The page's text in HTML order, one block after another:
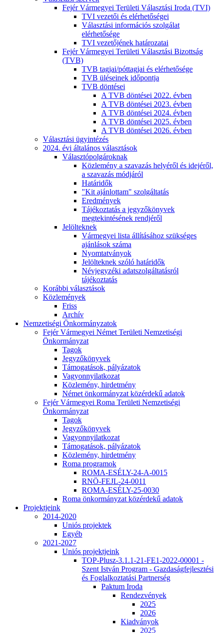
Fejér Vármegyei Területi Választási Iroda (TVI)
TVI vezetői és elérhetőségei
Választási információs szolgálat
elérhetősége
TVI vezetőjének határozatai
Fejér Vármegyei Területi Választási Bizottság
(TVB)
TVB tagjai/póttagjai és elérhetősége
TVB üléseinek időpontja
TVB döntései
A TVB döntései 2022. évben
A TVB döntései 2023. évben
A TVB döntései 2024. évben
A TVB döntései 2025. évben
A TVB döntései 2026. évben
Választási ügyintézés
2024. évi általános választások
Választópolgároknak
Közlemény a szavazás helyéről és idejéről,
a szavazás módjáról
Határidők
"Kit ajánlottam" szolgáltatás
Eredmények
Tájékoztatás a jegyzőkönyvek
megtekintésének rendjéről
Jelölteknek
Vármegyei lista állításához szükséges
ajánlások száma
Nyomtatványok
Jelölteknek szóló határidők
Névjegyzéki adatszolgáltatásról
tájékoztatás
Korábbi választások
Közlemények
Friss
Archív
Nemzetiségi Önkormányzatok
Fejér Vármegyei Német Területi Nemzetiségi
Önkormányzat
Tagok
Jegyzőkönyvek
Támogatások, pályázatok
Vagyonnyilatkozat
Közlemény, hirdetmény
Német önkormányzat közérdekű adatok
Fejér Vármegyei Roma Területi Nemzetiségi
Önkormányzat
Tagok
Jegyzőkönyvek
Vagyonnyilatkozat
Támogatások, pályázatok
Közlemény, hirdetmény
Roma programok
ROMA-ESÉLY-24-A-0015
RNÖ-FEJL-24-0011
ROMA-ESÉLY-25-0030
Roma önkormányzat közérdekű adatok
Projektjeink
2014-2020
Uniós projektek
Egyéb
2021-2027
Uniós projektjeink
TOP-Plusz-3.1.1-21-FE1-2022-00001 -
Szent István Program - Gazdaságfejlesztési
és Foglalkoztatási Partnerség
Paktum Iroda
Rendezvények
2025
2026
Kiadványok
2025